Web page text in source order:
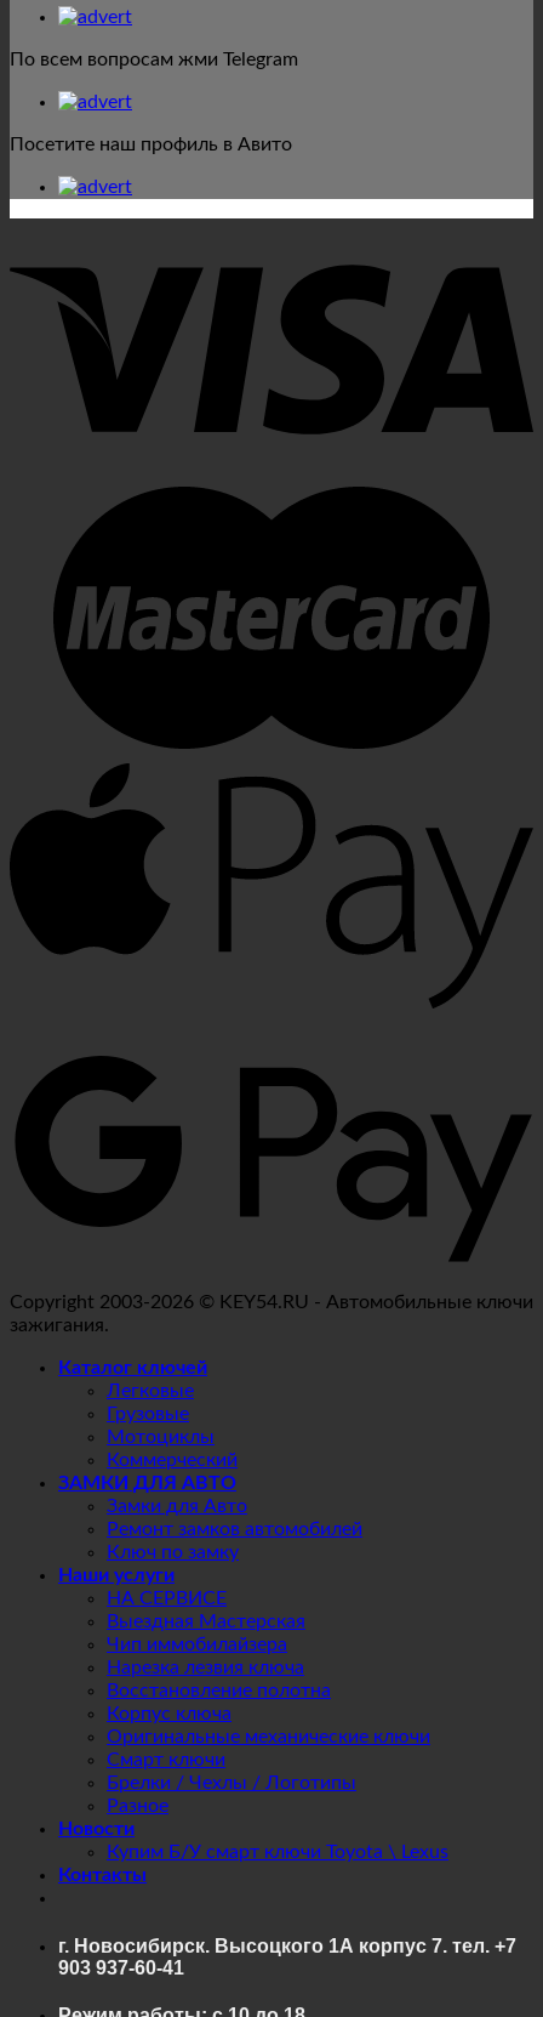
По всем вопросам жми Telegram
Посетите наш профиль в Авито
Copyright 2003-2026 © KEY54.RU - Автомобильные ключи
зажигания.
Каталог ключей
Легковые
Грузовые
Мотоциклы
Коммерческий
ЗАМКИ ДЛЯ АВТО
Замки для Авто
Ремонт замков автомобилей
Ключ по замку
Наши услуги
НА СЕРВИСЕ
Выездная Мастерская
Чип иммобилайзера
Нарезка лезвия ключа
Восстановление полотна
Корпус ключа
Оригинальные механические ключи
Смарт ключи
Брелки / Чехлы / Логотипы
Разное
Новости
Купим Б/У смарт ключи Toyota \ Lexus
Контакты
г. Новосибирск. Высоцкого 1А корпус 7. тел. +7
903 937-60-41